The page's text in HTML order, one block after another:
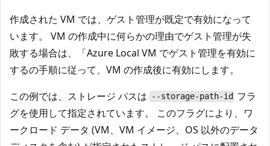
作成された VM では、ゲスト管理が既定で有効になって
います。 VM の作成中に何らかの理由でゲスト管理が失
敗する場合は、「Azure Local VM でゲスト管理を有効に
するの手順に従って、VM の作成後に有効にします。
この例では、ストレージ パスは
--storage-path-id フラ
グを使用して指定されています。 このフラグにより、ワ
ークロード データ (VM、VM イメージ、OS 以外のデータ